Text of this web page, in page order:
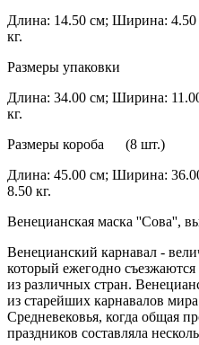
Длина: 14.50 см; Ширина:
кг.
Размеры упаковки
Длина: 34.00 см; Ширина:
кг.
Размеры короба (8 шт.)
Длина: 45.00 см; Ширина:
8.50 кг.
Венецианская маска ''Сова'',
Венецианский карнавал -
который ежегодно
из различных стран.
из старейших карнавалов
Средневековья, когда общая
праздников составляла